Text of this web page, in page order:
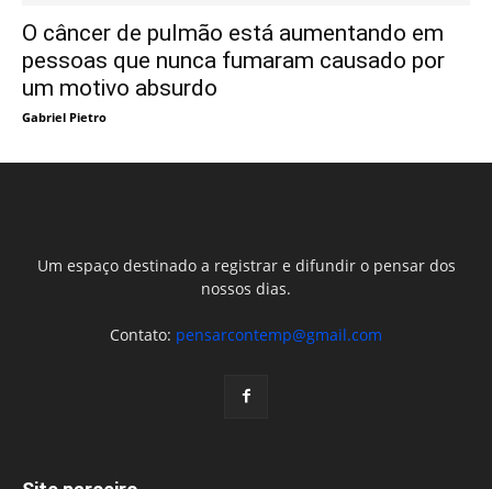
O câncer de pulmão está aumentando em
pessoas que nunca fumaram causado por
um motivo absurdo
Gabriel Pietro
Um espaço destinado a registrar e difundir o pensar dos
nossos dias.
Contato: pensarcontemp@gmail.com